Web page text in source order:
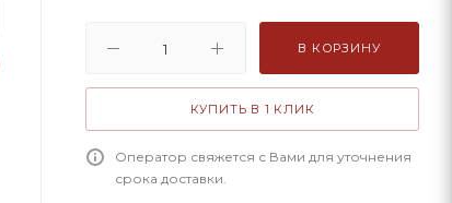
В КОРЗИНУ
КУПИТЬ В 1 КЛИК
Оператор свяжется с Вами для уточнения
срока доставки.